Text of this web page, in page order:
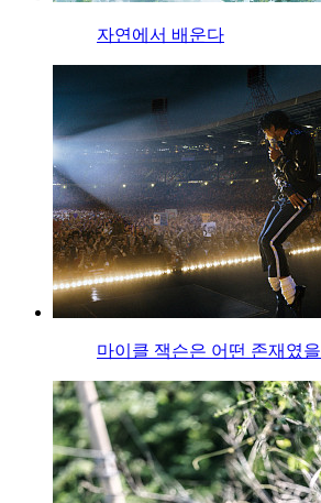
자연에서 배운다
마이클 잭슨은 어떤 존재였